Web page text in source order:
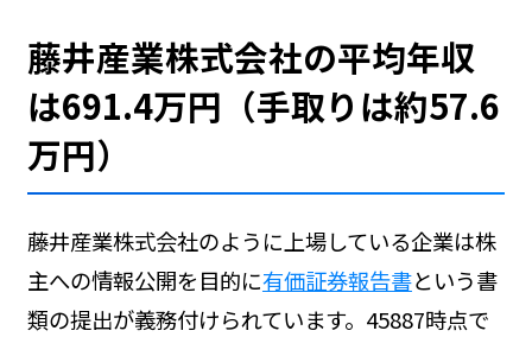
藤井産業株式会社の平均年収
は691.4万円（手取りは約57.6
万円）
藤井産業株式会社のように上場している企業は株
主への情報公開を目的に有価証券報告書という書
類の提出が義務付けられています。45887時点で